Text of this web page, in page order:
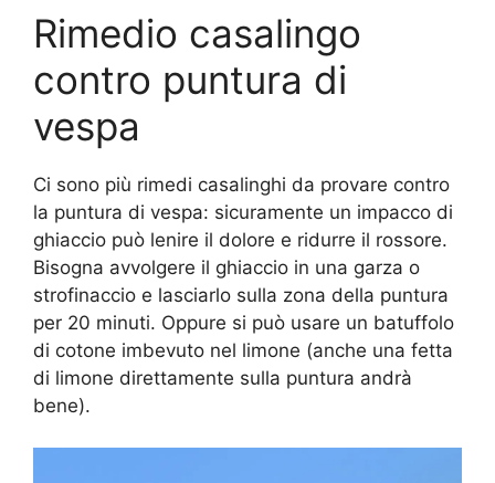
Rimedio casalingo
contro puntura di
vespa
Ci sono più rimedi casalinghi da provare contro
la puntura di vespa: sicuramente un impacco di
ghiaccio può lenire il dolore e ridurre il rossore.
Bisogna avvolgere il ghiaccio in una garza o
strofinaccio e lasciarlo sulla zona della puntura
per 20 minuti. Oppure si può usare un batuffolo
di cotone imbevuto nel limone (anche una fetta
di limone direttamente sulla puntura andrà
bene).